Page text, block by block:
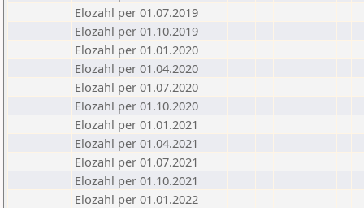
Elozahl per 01.07.2019
Elozahl per 01.10.2019
Elozahl per 01.01.2020
Elozahl per 01.04.2020
Elozahl per 01.07.2020
Elozahl per 01.10.2020
Elozahl per 01.01.2021
Elozahl per 01.04.2021
Elozahl per 01.07.2021
Elozahl per 01.10.2021
Elozahl per 01.01.2022